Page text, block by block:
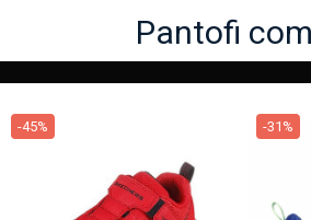
Pantofi
-45% -31%